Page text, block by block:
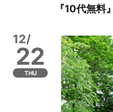
『10代無料
12/
22
THU